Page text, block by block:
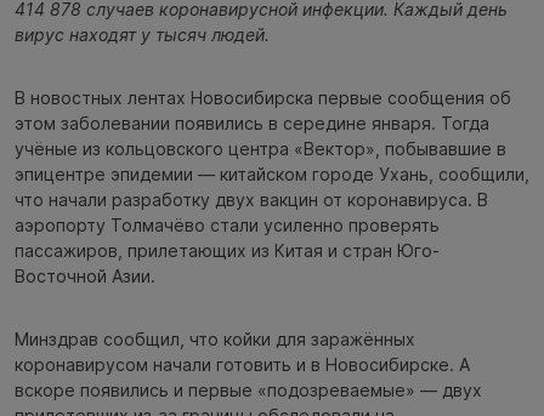
414 878 случаев коронавирусной инфекции. Каждый день
вирус находят у тысяч людей.
В новостных лентах Новосибирска первые сообщения об
этом заболевании появились в середине января. Тогда
учёные из кольцовского центра «Вектор», побывавшие в
эпицентре эпидемии — китайском городе Ухань, сообщили,
что начали разработку двух вакцин от коронавируса. В
аэропорту Толмачёво стали усиленно проверять
пассажиров, прилетающих из Китая и стран Юго-
Восточной Азии.
Минздрав сообщил, что койки для заражённых
коронавирусом начали готовить и в Новосибирске. А
вскоре появились и первые «подозреваемые» — двух